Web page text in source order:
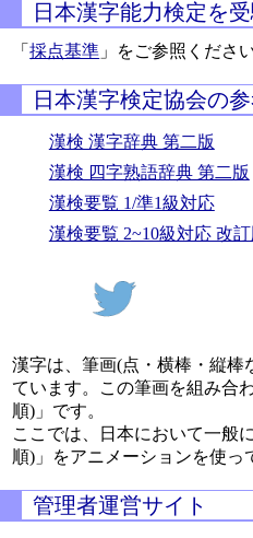
日本漢字能力検定を
「採点基準 」をご参照ください
日本漢字検定協会の
漢検 漢字辞典 第二版
漢検 四字熟語辞典 第二版
漢検要覧 1/準1級対応
漢検要覧 2~10級対応 改訂
漢字は、筆画(点・横棒・縦棒
ています。この筆画を組み合
順)」です。
ここでは、日本において一般
順)」をアニメーションを使っ
管理者運営サイト